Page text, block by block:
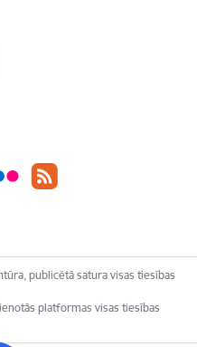
publicētā satura visas tiesības
platformas visas tiesības